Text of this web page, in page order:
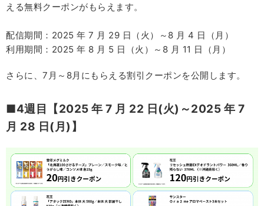
える無料クーポンがもらえます。
配信期間：2025 年 7 月 29 日（火）～8 月 4 日（月）
利用期間：2025 年 8 月 5 日（火）～8 月 11 日（月）
さらに、7月～8月にもらえる割引クーポンを公開します。
■4週目【2025 年 7 月 22 日(火)～2025 年 7
月 28 日(月)】